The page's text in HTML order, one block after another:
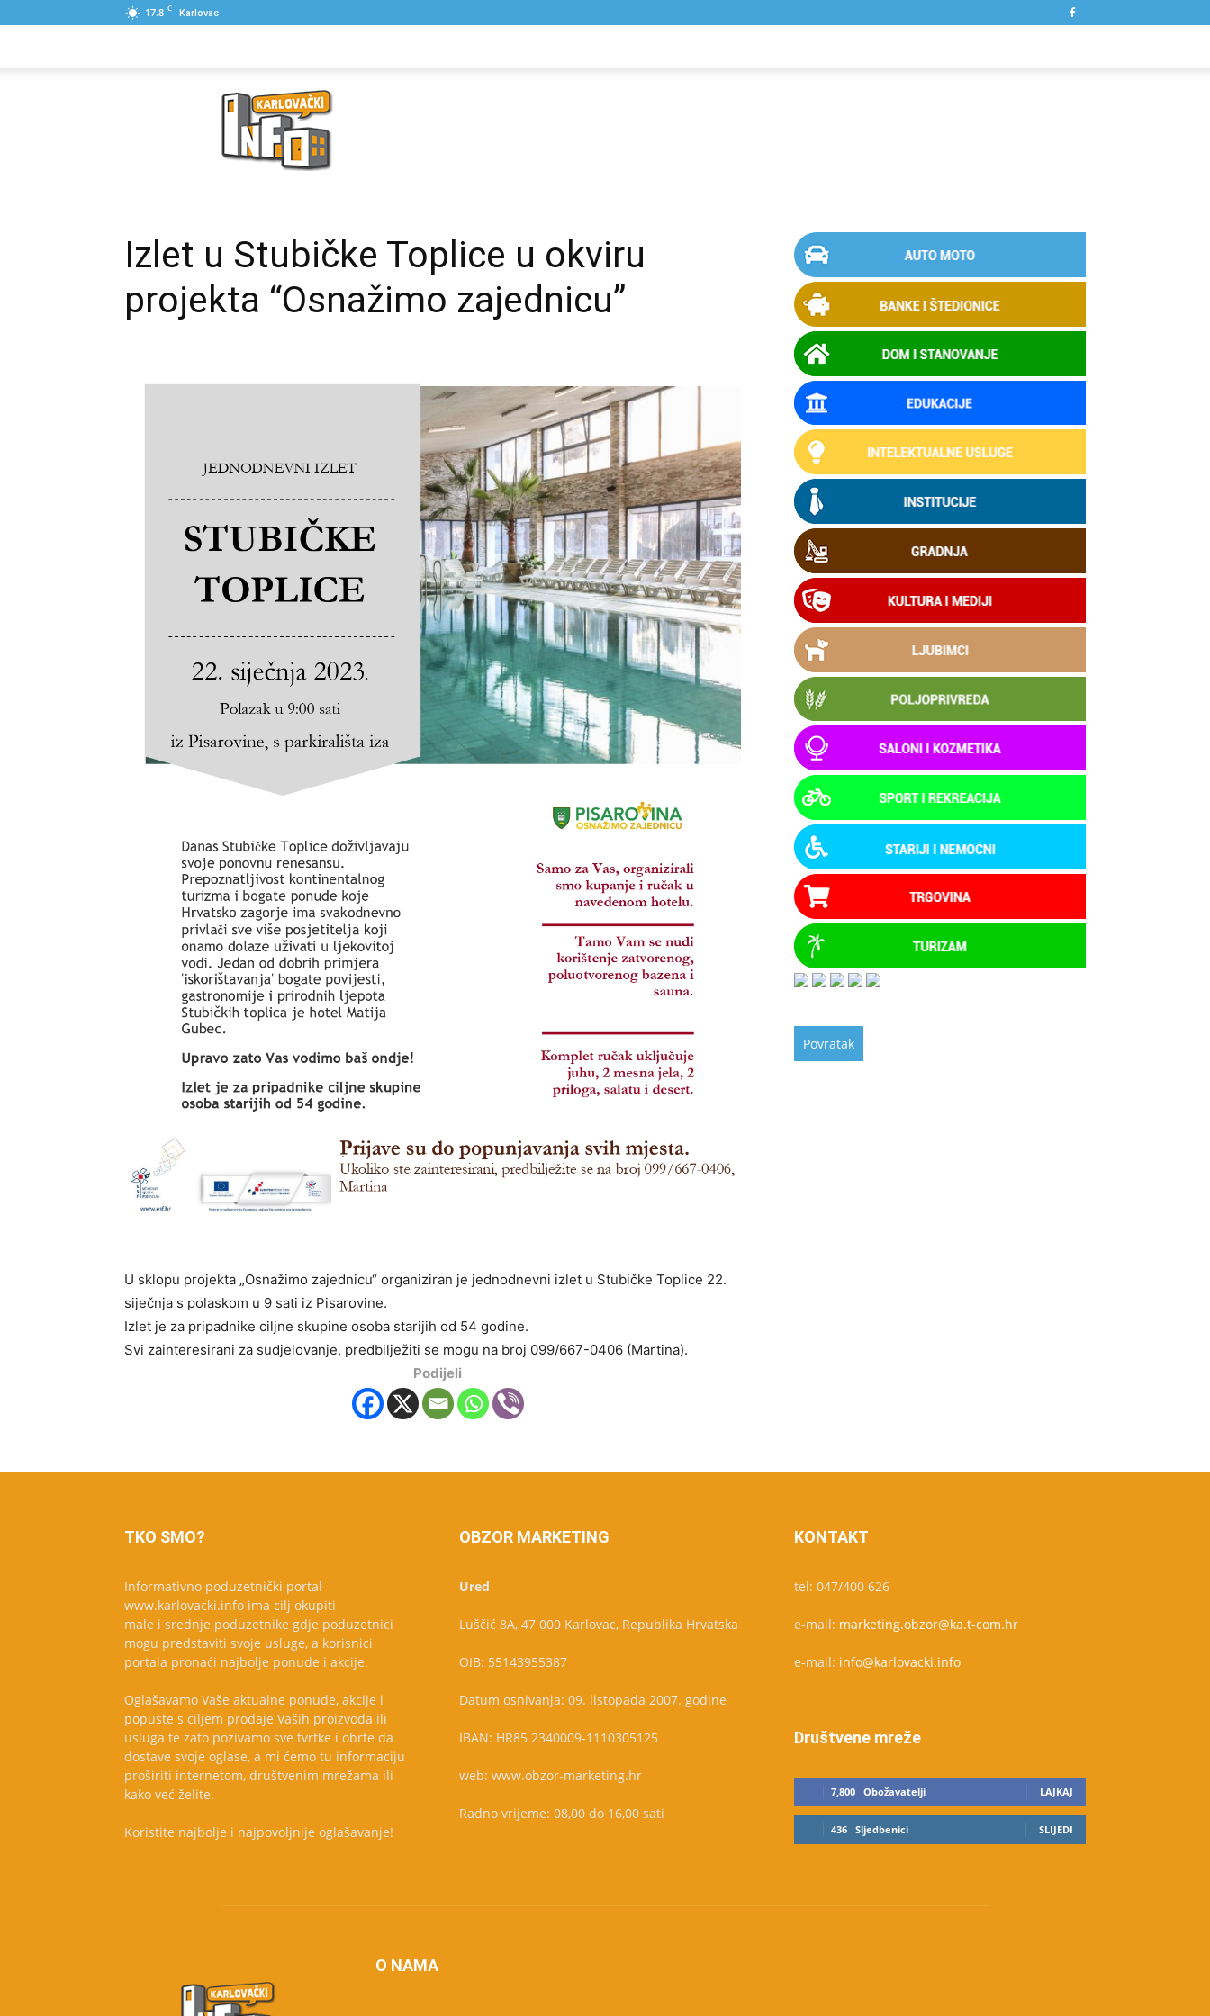
17.8 C Karlovac
Karlovački
Izlet u Stubičke Toplice u okviru
projekta “Osnažimo zajednicu”
U sklopu projekta „Osnažimo zajednicu“ organiziran je jednodnevni izlet u Stubičke Toplice 22.
siječnja s polaskom u 9 sati iz Pisarovine.
Izlet je za pripadnike ciljne skupine osoba starijih od 54 godine.
Svi zainteresirani za sudjelovanje, predbilježiti se mogu na broj 099/667-0406 (Martina).
Podijeli
TKO SMO?
Informativno poduzetnički portal
www.karlovacki.info ima cilj okupiti
male i srednje poduzetnike gdje poduzetnici
mogu predstaviti svoje usluge, a korisnici
portala pronaći najbolje ponude i akcije.
Oglašavamo Vaše aktualne ponude, akcije i
popuste s ciljem prodaje Vaših proizvoda ili
usluga te zato pozivamo sve tvrtke i obrte da
dostave svoje oglase, a mi ćemo tu informaciju
proširiti internetom, društvenim mrežama ili
kako već želite.
Koristite najbolje i najpovoljnije oglašavanje!
OBZOR MARKETING
Ured
Luščić 8A, 47 000 Karlovac, Republika Hrvatska
OIB: 55143955387
Datum osnivanja: 09. listopada 2007. godine
IBAN: HR85 2340009-1110305125
web: www.obzor-marketing.hr
Radno vrijeme: 08,00 do 16,00 sati
KONTAKT
tel: 047/400 626
e-mail: marketing.obzor@ka.t-com.hr
e-mail: info@karlovacki.info
Društvene mreže
7,800 Obožavatelji LAJKAJ
436 Sljedbenici SLIJEDI
O NAMA